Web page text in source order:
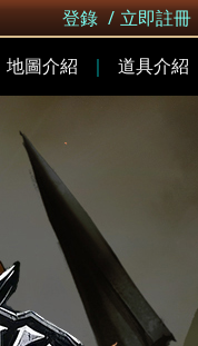
登錄 / 立即註冊